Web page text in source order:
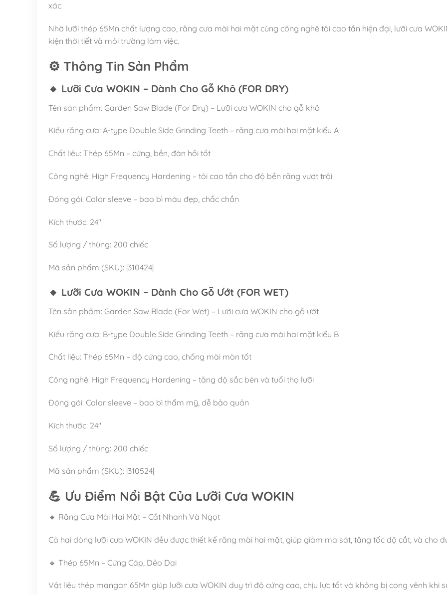
xác.
Nhờ lưỡi thép 65Mn chất lượng cao, răng cưa mài hai mặt cùng công nghệ tôi cao tần hiện đại, lưỡi cưa
kiện thời tiết và môi trường làm việc.
⚙️ Thông Tin Sản Phẩm
🔸 Lưỡi Cưa WOKIN – Dành Cho Gỗ Khô (FOR DRY)
Tên sản phẩm: Garden Saw Blade (For Dry) – Lưỡi cưa WOKIN cho gỗ khô
Kiểu răng cưa: A-type Double Side Grinding Teeth – răng cưa mài hai mặt kiểu A
Chất liệu: Thép 65Mn – cứng, bền, đàn hồi tốt
Công nghệ: High Frequency Hardening – tôi cao tần cho độ bền răng vượt trội
Đóng gói: Color sleeve – bao bì màu đẹp, chắc chắn
Kích thước: 24″
Số lượng / thùng: 200 chiếc
Mã sản phẩm (SKU): |310424|
🔸 Lưỡi Cưa WOKIN – Dành Cho Gỗ Ướt (FOR WET)
Tên sản phẩm: Garden Saw Blade (For Wet) – Lưỡi cưa WOKIN cho gỗ ướt
Kiểu răng cưa: B-type Double Side Grinding Teeth – răng cưa mài hai mặt kiểu B
Chất liệu: Thép 65Mn – độ cứng cao, chống mài mòn tốt
Công nghệ: High Frequency Hardening – tăng độ sắc bén và tuổi thọ lưỡi
Đóng gói: Color sleeve – bao bì thẩm mỹ, dễ bảo quản
Kích thước: 24″
Số lượng / thùng: 200 chiếc
Mã sản phẩm (SKU): |310524|
💪 Ưu Điểm Nổi Bật Của Lưỡi Cưa WOKIN
🔹 Răng Cưa Mài Hai Mặt – Cắt Nhanh Và Ngọt
Cả hai dòng lưỡi cưa WOKIN đều được thiết kế răng mài hai mặt, giúp giảm ma sát, tăng tốc độ cắt, và cho
🔹 Thép 65Mn – Cứng Cáp, Dẻo Dai
Vật liệu thép mangan 65Mn giúp lưỡi cưa WOKIN duy trì độ cứng cao, chịu lực tốt và không bị cong vênh khi